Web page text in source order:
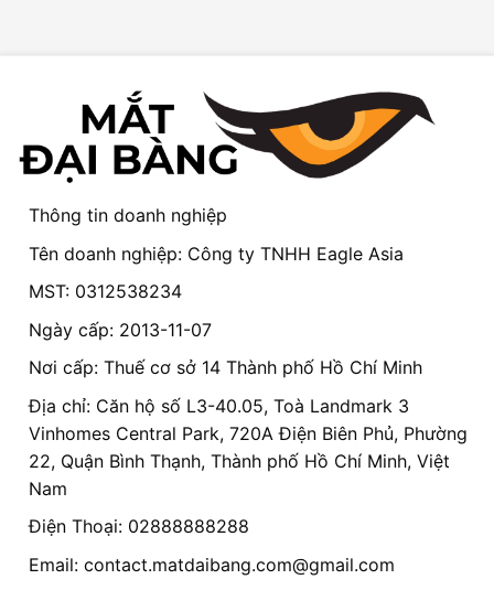
Thông tin doanh nghiệp
Tên doanh nghiệp: Công ty TNHH Eagle Asia
MST: 0312538234
Ngày cấp: 2013-11-07
Nơi cấp: Thuế cơ sở 14 Thành phố Hồ Chí Minh
Địa chỉ: Căn hộ số L3-40.05, Toà Landmark 3
Vinhomes Central Park, 720A Điện Biên Phủ, Phường
22, Quận Bình Thạnh, Thành phố Hồ Chí Minh, Việt
Nam
Điện Thoại: 02888888288
Email: contact.matdaibang.com@gmail.com